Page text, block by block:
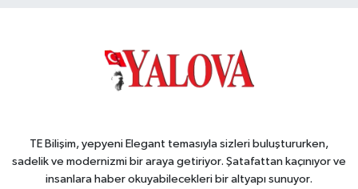
TE Bilişim, yepyeni Elegant temasıyla sizleri buluştururken,
sadelik ve modernizmi bir araya getiriyor. Şatafattan kaçınıyor ve
insanlara haber okuyabilecekleri bir altyapı sunuyor.